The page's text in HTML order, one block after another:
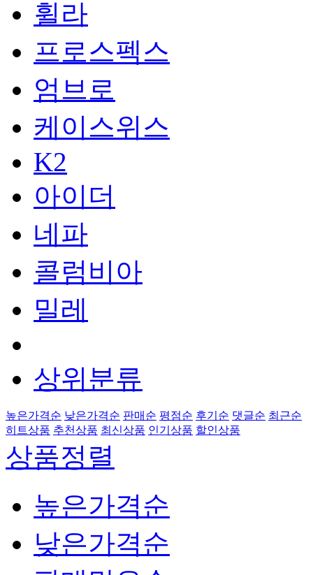
휠라
프로스펙스
엄브로
케이스위스
K2
아이더
네파
콜럼비아
밀레
상위분류
높은가격순 낮은가격순 판매순 평점순 후기순 댓글순 최근순
히트상품 추천상품 최신상품 인기상품 할인상품
상품정렬
높은가격순
낮은가격순